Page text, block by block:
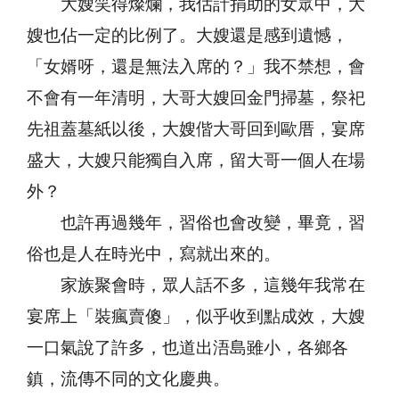
大嫂笑得燦爛，我估計捐助的女眾中，大
嫂也佔一定的比例了。大嫂還是感到遺憾，
「女婿呀，還是無法入席的？」我不禁想，會
不會有一年清明，大哥大嫂回金門掃墓，祭祀
先祖蓋墓紙以後，大嫂偕大哥回到歐厝，宴席
盛大，大嫂只能獨自入席，留大哥一個人在場
外？
也許再過幾年，習俗也會改變，畢竟，習
俗也是人在時光中，寫就出來的。
家族聚會時，眾人話不多，這幾年我常在
宴席上「裝瘋賣傻」，似乎收到點成效，大嫂
一口氣說了許多，也道出浯島雖小，各鄉各
鎮，流傳不同的文化慶典。